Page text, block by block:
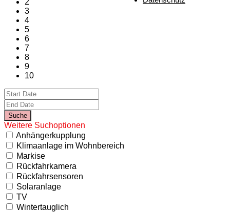
3
4
5
6
7
8
9
10
Weitere Suchoptionen
Anhängerkupplung
Klimaanlage im Wohnbereich
Markise
Rückfahrkamera
Rückfahrsensoren
Solaranlage
TV
Wintertauglich